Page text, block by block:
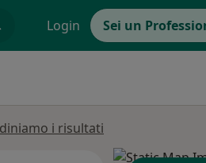
Login Sei un
i risultati